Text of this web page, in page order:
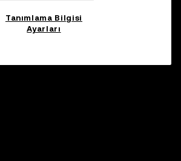
Tanımlama Bilgisi
Ayarları